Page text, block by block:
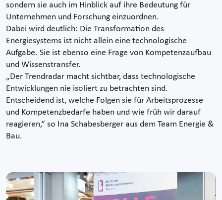
sondern sie auch im Hinblick auf ihre Bedeutung für
Unternehmen und Forschung einzuordnen.
Dabei wird deutlich: Die Transformation des
Energiesystems ist nicht allein eine technologische
Aufgabe. Sie ist ebenso eine Frage von Kompetenzaufbau
und Wissenstransfer.
„Der Trendradar macht sichtbar, dass technologische
Entwicklungen nie isoliert zu betrachten sind.
Entscheidend ist, welche Folgen sie für Arbeitsprozesse
und Kompetenzbedarfe haben und wie früh wir darauf
reagieren,“ so Ina Schabesberger aus dem Team Energie &
Bau.